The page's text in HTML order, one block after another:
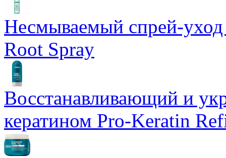
Несмываемый спрей-
Root Spray
Восстанавливающий и
кератином Pro-Keratin